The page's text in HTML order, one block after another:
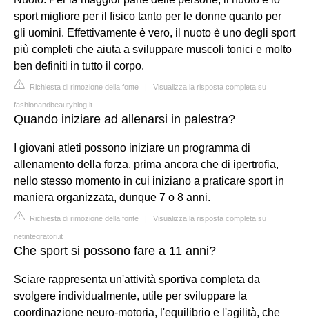
sport migliore per il fisico tanto per le donne quanto per
gli uomini. Effettivamente è vero, il nuoto è uno degli sport
più completi che aiuta a sviluppare muscoli tonici e molto
ben definiti in tutto il corpo.
Richiesta di rimozione della fonte | Visualizza la risposta completa su
fashionandbeautyblog.it
Quando iniziare ad allenarsi in palestra?
I giovani atleti possono iniziare un programma di
allenamento della forza, prima ancora che di ipertrofia,
nello stesso momento in cui iniziano a praticare sport in
maniera organizzata, dunque 7 o 8 anni.
Richiesta di rimozione della fonte | Visualizza la risposta completa su
netintegratori.it
Che sport si possono fare a 11 anni?
Sciare rappresenta un'attività sportiva completa da
svolgere individualmente, utile per sviluppare la
coordinazione neuro-motoria, l'equilibrio e l'agilità, che